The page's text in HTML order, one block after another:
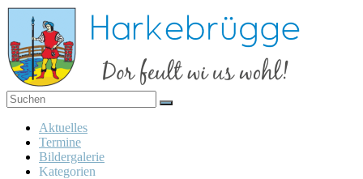
Zum
Inhalt
springen
Harkebrügge
Dor
feult
wi us
wohl!
Menü
Aktuelles
Termine
Bildergalerie
Kategorien